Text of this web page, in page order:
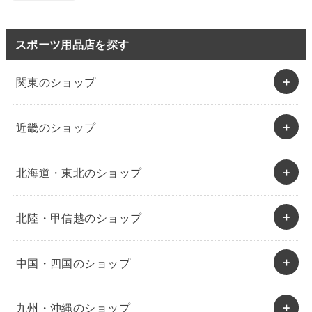
スポーツ用品店を探す
関東のショップ
近畿のショップ
北海道・東北のショップ
北陸・甲信越のショップ
中国・四国のショップ
九州・沖縄のショップ